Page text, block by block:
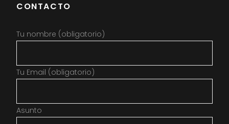
CONTACTO
Tu nombre (obligatorio)
Tu Email (obligatorio)
Asunto